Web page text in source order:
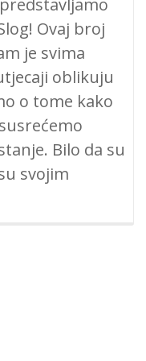
Ovaj broj
je svima
oblikuju
o tome kako
Bilo da su
svojim